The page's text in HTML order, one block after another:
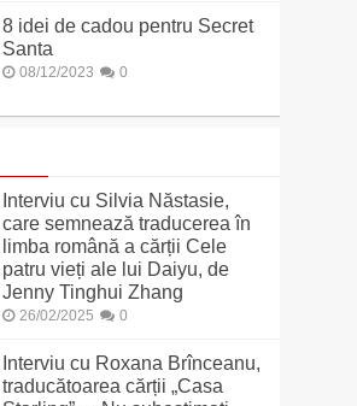
8 idei de cadou pentru Secret
Santa
08/12/2023 0
Interviu cu Silvia Năstasie,
care semnează traducerea în
limba română a cărții Cele
patru vieți ale lui Daiyu, de
Jenny Tinghui Zhang
26/02/2025 0
Interviu cu Roxana Brînceanu,
traducătoarea cărții „Casa